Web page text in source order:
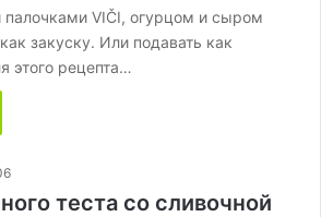
VIČI, огурцом и сыром
закуску. Или подавать как
этого рецепта…
теста со сливочной